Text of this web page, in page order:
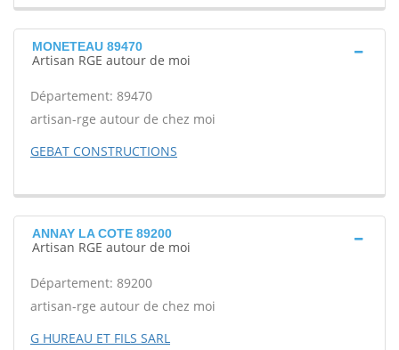
MONETEAU 89470
Artisan RGE autour de moi
Département: 89470
artisan-rge autour de chez moi
GEBAT CONSTRUCTIONS
ANNAY LA COTE 89200
Artisan RGE autour de moi
Département: 89200
artisan-rge autour de chez moi
G HUREAU ET FILS SARL